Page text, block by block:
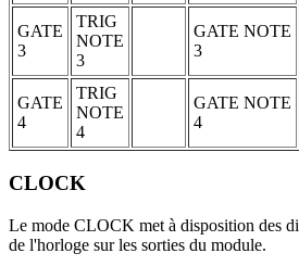
GATE
3
TRIG
NOTE
3
GATE NOTE
3
GATE
4
TRIG
NOTE
4
GATE NOTE
4
CLOCK
Le mode CLOCK met à disposition des
de l'horloge sur les sorties du module.